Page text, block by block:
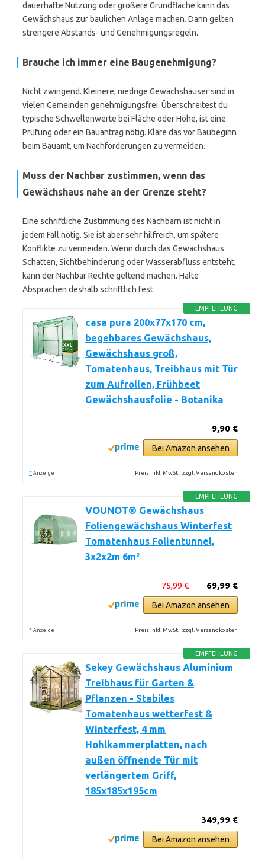
dauerhafte Nutzung oder größere Grundfläche kann das
Gewächshaus zur baulichen Anlage machen. Dann gelten
strengere Abstands- und Genehmigungsregeln.
Brauche ich immer eine Baugenehmigung?
Nicht zwingend. Kleinere, niedrige Gewächshäuser sind in
vielen Gemeinden genehmigungsfrei. Überschreitest du
typische Schwellenwerte bei Fläche oder Höhe, ist eine
Prüfung oder ein Bauantrag nötig. Kläre das vor Baubeginn
beim Bauamt, um Nachforderungen zu vermeiden.
Muss der Nachbar zustimmen, wenn das
Gewächshaus nahe an der Grenze steht?
Eine schriftliche Zustimmung des Nachbarn ist nicht in
jedem Fall nötig. Sie ist aber sehr hilfreich, um spätere
Konflikte zu vermeiden. Wenn durch das Gewächshaus
Schatten, Sichtbehinderung oder Wasserabfluss entsteht,
kann der Nachbar Rechte geltend machen. Halte
Absprachen deshalb schriftlich fest.
EMPFEHLUNG
casa pura 200x77x170 cm,
begehbares Gewächshaus,
Gewächshaus groß,
Tomatenhaus, Treibhaus mit Tür
zum Aufrollen, Frühbeet
Gewächshausfolie - Botanika
9,90 €
Bei Amazon ansehen
* Anzeige Preis inkl. MwSt., zzgl. Versandkosten
EMPFEHLUNG
VOUNOT® Gewächshaus
Foliengewächshaus Winterfest
Tomatenhaus Folientunnel,
3x2x2m 6m²
69,99 €
75,99 €
Bei Amazon ansehen
* Anzeige Preis inkl. MwSt., zzgl. Versandkosten
EMPFEHLUNG
Sekey Gewächshaus Aluminium
Treibhaus für Garten &
Pflanzen - Stabiles
Tomatenhaus wetterfest &
Winterfest, 4 mm
Hohlkammerplatten, nach
außen öffnende Tür mit
verlängertem Griff,
185x185x195cm
349,99 €
Bei Amazon ansehen